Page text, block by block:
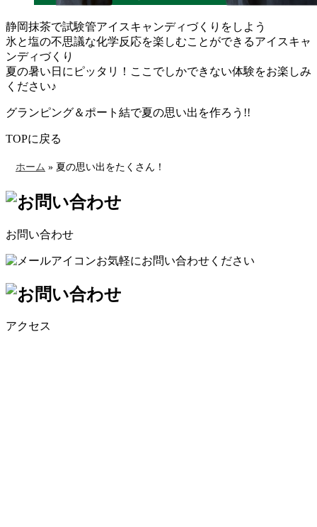
静岡抹茶で試験管アイスキャンディづくりをしよう
氷と塩の不思議な化学反応を楽しむことができるアイスキャ
ンディづくり
夏の暑い日にピッタリ！ここでしかできない体験をお楽しみ
ください♪
グランピング＆ポート結で夏の思い出を作ろう!!
TOPに戻る
ホーム » 夏の思い出をたくさん！
お問い合わせ
お気軽にお問い合わせください
アクセス